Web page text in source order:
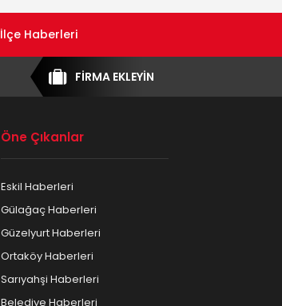
İlçe Haberleri
FİRMA EKLEYİN
Öne Çıkanlar
Eskil Haberleri
Gülağaç Haberleri
Güzelyurt Haberleri
Ortaköy Haberleri
Sarıyahşi Haberleri
Belediye Haberleri